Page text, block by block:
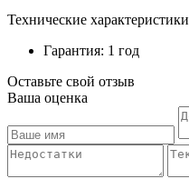
Технические характеристики
Гарантия: 1 год
Оставьте свой отзыв
Ваша оценка